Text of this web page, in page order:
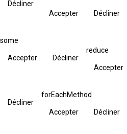
Décliner
Accepter
Décliner
some
Accepter Décliner
reduce
Accepter
Décliner
forEachMethod
Accepter Décliner